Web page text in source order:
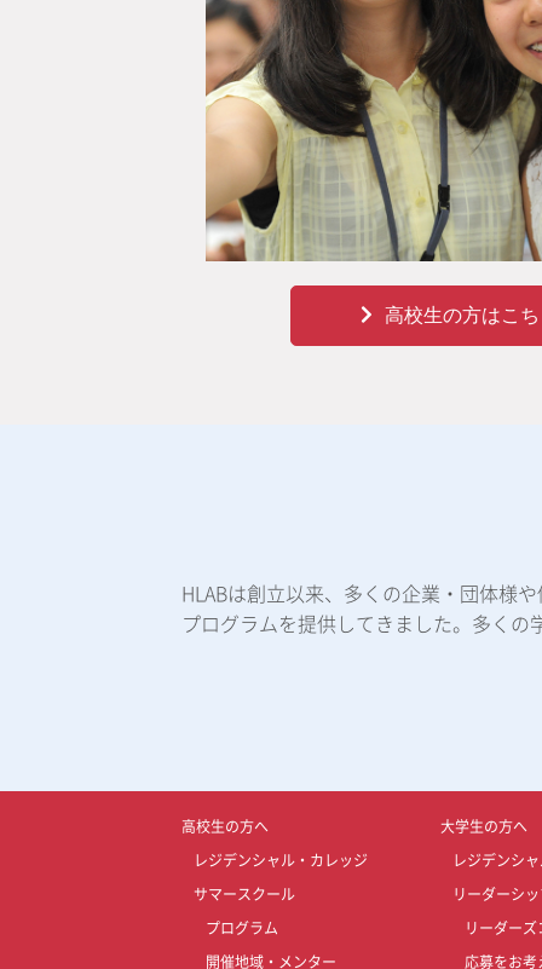
高校生の方はこ
HLABは創立以来、多くの企業・団体様
プログラムを提供してきました。多く
高校生の方へ
レジデンシャル・カレッジ
サマースクール
プログラム
開催地域・メンター
大学生の方へ
レジデンシ
リーダーシ
リーダーズ
応募をお考